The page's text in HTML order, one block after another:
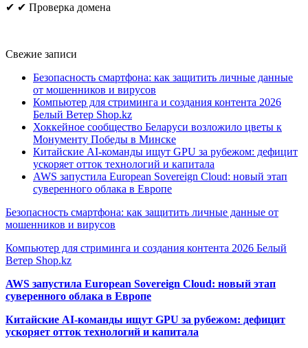
✔ ✔ Проверка домена
Свежие записи
Безопасность смартфона: как защитить личные данные
от мошенников и вирусов
Компьютер для стриминга и создания контента 2026
Белый Ветер Shop.kz
Хоккейное сообщество Беларуси возложило цветы к
Монументу Победы в Минске
Китайские AI-команды ищут GPU за рубежом: дефицит
ускоряет отток технологий и капитала
AWS запустила European Sovereign Cloud: новый этап
суверенного облака в Европе
Безопасность смартфона: как защитить личные данные от
мошенников и вирусов
Компьютер для стриминга и создания контента 2026 Белый
Ветер Shop.kz
AWS запустила European Sovereign Cloud: новый этап
суверенного облака в Европе
Китайские AI-команды ищут GPU за рубежом: дефицит
ускоряет отток технологий и капитала